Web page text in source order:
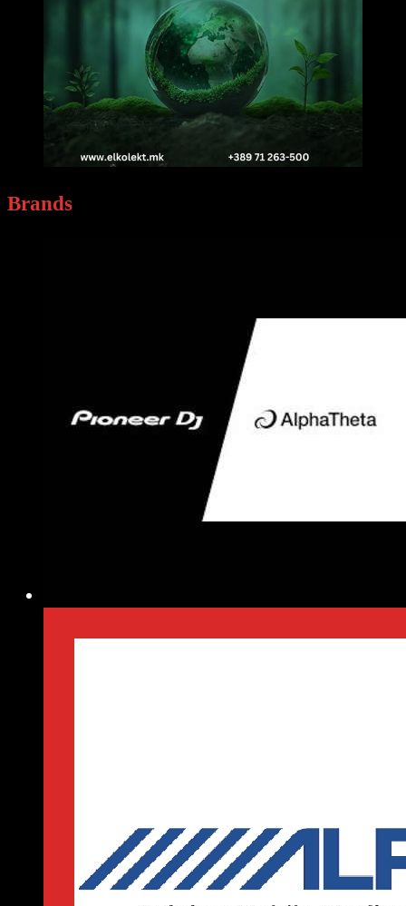
Brands